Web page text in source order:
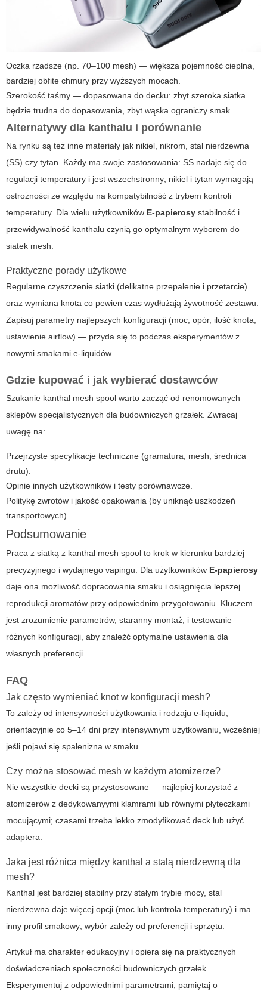
Oczka rzadsze (np. 70–100 mesh) — większa pojemność cieplna,
bardziej obfite chmury przy wyższych mocach.
Szerokość taśmy — dopasowana do decku: zbyt szeroka siatka
będzie trudna do dopasowania, zbyt wąska ograniczy smak.
Alternatywy dla kanthalu i porównanie
Na rynku są też inne materiały jak nikiel, nikrom, stal nierdzewna
(SS) czy tytan. Każdy ma swoje zastosowania: SS nadaje się do
regulacji temperatury i jest wszechstronny; nikiel i tytan wymagają
ostrożności ze względu na kompatybilność z trybem kontroli
temperatury. Dla wielu użytkowników E-papierosy stabilność i
przewidywalność kanthalu czynią go optymalnym wyborem do
siatek mesh.
Praktyczne porady użytkowe
Regularne czyszczenie siatki (delikatne przepalenie i przetarcie)
oraz wymiana knota co pewien czas wydłużają żywotność zestawu.
Zapisuj parametry najlepszych konfiguracji (moc, opór, ilość knota,
ustawienie airflow) — przyda się to podczas eksperymentów z
nowymi smakami e-liquidów.
Gdzie kupować i jak wybierać dostawców
Szukanie kanthal mesh spool warto zacząć od renomowanych
sklepów specjalistycznych dla budowniczych grzałek. Zwracaj
uwagę na:
Przejrzyste specyfikacje techniczne (gramatura, mesh, średnica
drutu).
Opinie innych użytkowników i testy porównawcze.
Politykę zwrotów i jakość opakowania (by uniknąć uszkodzeń
transportowych).
Podsumowanie
Praca z siatką z kanthal mesh spool to krok w kierunku bardziej
precyzyjnego i wydajnego vapingu. Dla użytkowników E-papierosy
daje ona możliwość dopracowania smaku i osiągnięcia lepszej
reprodukcji aromatów przy odpowiednim przygotowaniu. Kluczem
jest zrozumienie parametrów, staranny montaż, i testowanie
różnych konfiguracji, aby znaleźć optymalne ustawienia dla
własnych preferencji.
FAQ
Jak często wymieniać knot w konfiguracji mesh?
To zależy od intensywności użytkowania i rodzaju e-liquidu;
orientacyjnie co 5–14 dni przy intensywnym użytkowaniu, wcześniej
jeśli pojawi się spalenizna w smaku.
Czy można stosować mesh w każdym atomizerze?
Nie wszystkie decki są przystosowane — najlepiej korzystać z
atomizerów z dedykowanyymi klamrami lub równymi płyteczkami
mocującymi; czasami trzeba lekko zmodyfikować deck lub użyć
adaptera.
Jaka jest różnica między kanthal a stalą nierdzewną dla
mesh?
Kanthal jest bardziej stabilny przy stałym trybie mocy, stal
nierdzewna daje więcej opcji (moc lub kontrola temperatury) i ma
inny profil smakowy; wybór zależy od preferencji i sprzętu.
Artykuł ma charakter edukacyjny i opiera się na praktycznych
doświadczeniach społeczności budowniczych grzałek.
Eksperymentuj z odpowiednimi parametrami, pamiętaj o